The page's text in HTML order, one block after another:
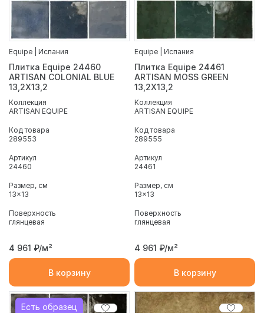
Equipe | Испания
Плитка Equipe 24460
ARTISAN COLONIAL BLUE
13,2X13,2
Коллекция
ARTISAN EQUIPE
Код товара
289553
Артикул
24460
Размер, см
13x13
Поверхность
глянцевая
4 961 ₽/м²
В корзину
Equipe | Испания
Плитка Equipe 24461
ARTISAN MOSS GREEN
13,2X13,2
Коллекция
ARTISAN EQUIPE
Код товара
289555
Артикул
24461
Размер, см
13x13
Поверхность
глянцевая
4 961 ₽/м²
В корзину
Есть образец